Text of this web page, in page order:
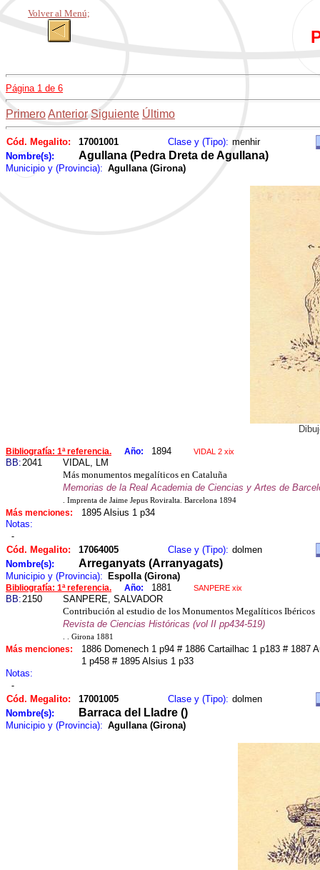
Volver al Menú;
Página 1 de 6
PrimeroAnterior Siguiente Último
Cód. Megalito: 17001001 Clase y (Tipo): menhir
Nombre(s):
Agullana (Pedra Dreta de Agullana)
Municipio y (Provincia): Agullana (Girona)
Bibliografía: 1ª referencia. Año: 1894 VIDAL 2 xix
BB:2041
VIDAL, LM
Más monumentos megalíticos en Cataluña
Memorias de la Real Academia de Ciencias y Artes de
. Imprenta de Jaime Jepus Roviralta. Barcelona 1894
Más menciones:
1895 Alsius 1 p34
Notas:
-
Cód. Megalito: 17064005 Clase y (Tipo): dolmen
Nombre(s):
Arreganyats (Arranyagats)
Municipio y (Provincia): Espolla (Girona)
Bibliografía: 1ª referencia. Año: 1881 SANPERE xix
BB:2150
SANPERE, SALVADOR
Contribución al estudio de los Monumentos Megalíticos Ibéricos
Revista de Ciencias Históricas (vol II pp434-519)
. . Girona 1881
Más menciones:
1886 Domenech 1 p94 # 1886 Cartailhac 1 p183 # 1887
1 p458 # 1895 Alsius 1 p33
Notas:
-
Cód. Megalito: 17001005 Clase y (Tipo): dolmen
Nombre(s):
Barraca del Lladre ()
Municipio y (Provincia): Agullana (Girona)